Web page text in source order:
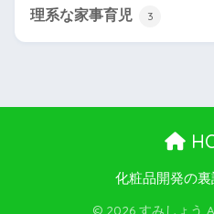
理系な家事育児 3
化粧品開発の裏
© 2026 すみしょう